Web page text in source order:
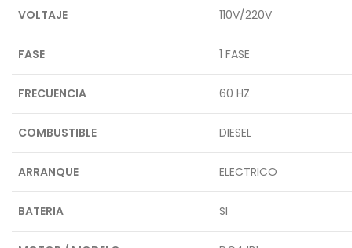
VOLTAJE 110V/220V
FASE 1 FASE
FRECUENCIA 60 HZ
COMBUSTIBLE DIESEL
ARRANQUE ELECTRICO
BATERIA SI